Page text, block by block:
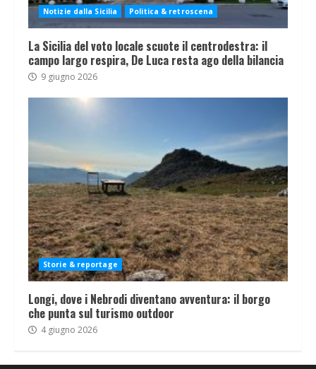
Notizie dalla Sicilia Politica & retroscena
La Sicilia del voto locale scuote il centrodestra: il
campo largo respira, De Luca resta ago della bilancia
9 giugno 2026
Storie & reportage
Longi, dove i Nebrodi diventano avventura: il borgo
che punta sul turismo outdoor
4 giugno 2026